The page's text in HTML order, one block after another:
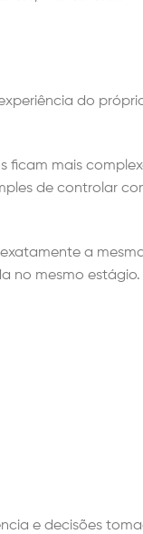
do
ficam mais
de controlar
a
no mesmo estágio.
e decisões